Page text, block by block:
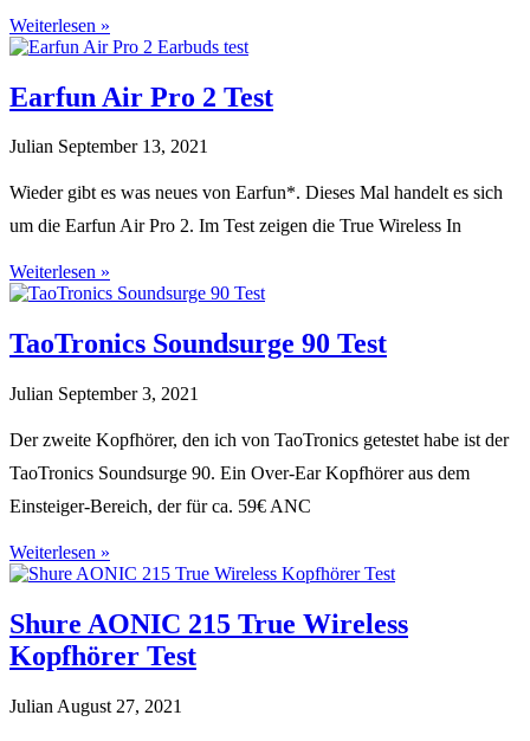
Weiterlesen »
Earfun Air Pro 2 Test
Julian September 13, 2021
Wieder gibt es was neues von Earfun*. Dieses Mal handelt es sich
um die Earfun Air Pro 2. Im Test zeigen die True Wireless In
Weiterlesen »
TaoTronics Soundsurge 90 Test
Julian September 3, 2021
Der zweite Kopfhörer, den ich von TaoTronics getestet habe ist der
TaoTronics Soundsurge 90. Ein Over-Ear Kopfhörer aus dem
Einsteiger-Bereich, der für ca. 59€ ANC
Weiterlesen »
Shure AONIC 215 True Wireless
Kopfhörer Test
Julian August 27, 2021